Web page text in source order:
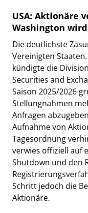
USA: Aktionäre
Washington
Die deutlichste
Vereinigten
kündigte die
Securities and
Saison 2025/2026
Stellungnahmen
Anfragen
Aufnahme von
Tagesordnung
verwies offiziell auf
Shutdown und den
Schritt jedoch die
Aktionäre.